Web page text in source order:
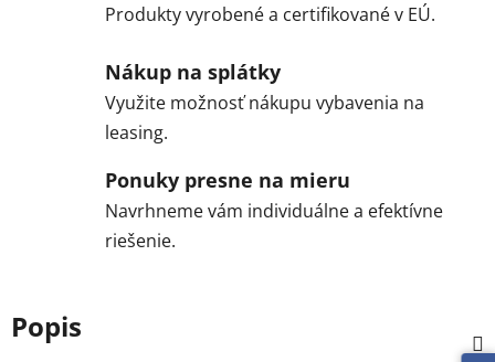
Produkty vyrobené a certifikované v EÚ.
Nákup na splátky
Využite možnosť nákupu vybavenia na
leasing.
Ponuky presne na mieru
Navrhneme vám individuálne a efektívne
riešenie.
Popis